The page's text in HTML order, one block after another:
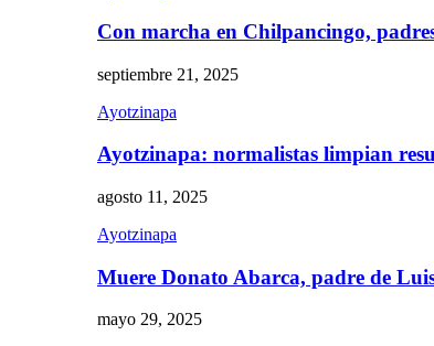
Con marcha en Chilpancingo,
septiembre 21, 2025
Ayotzinapa
Ayotzinapa: normalistas limpian
agosto 11, 2025
Ayotzinapa
Muere Donato Abarca, padre de
mayo 29, 2025